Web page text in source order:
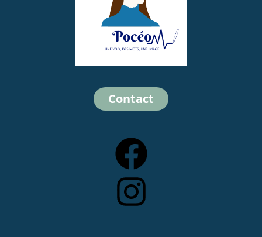
Contact
Facebook
Instagram